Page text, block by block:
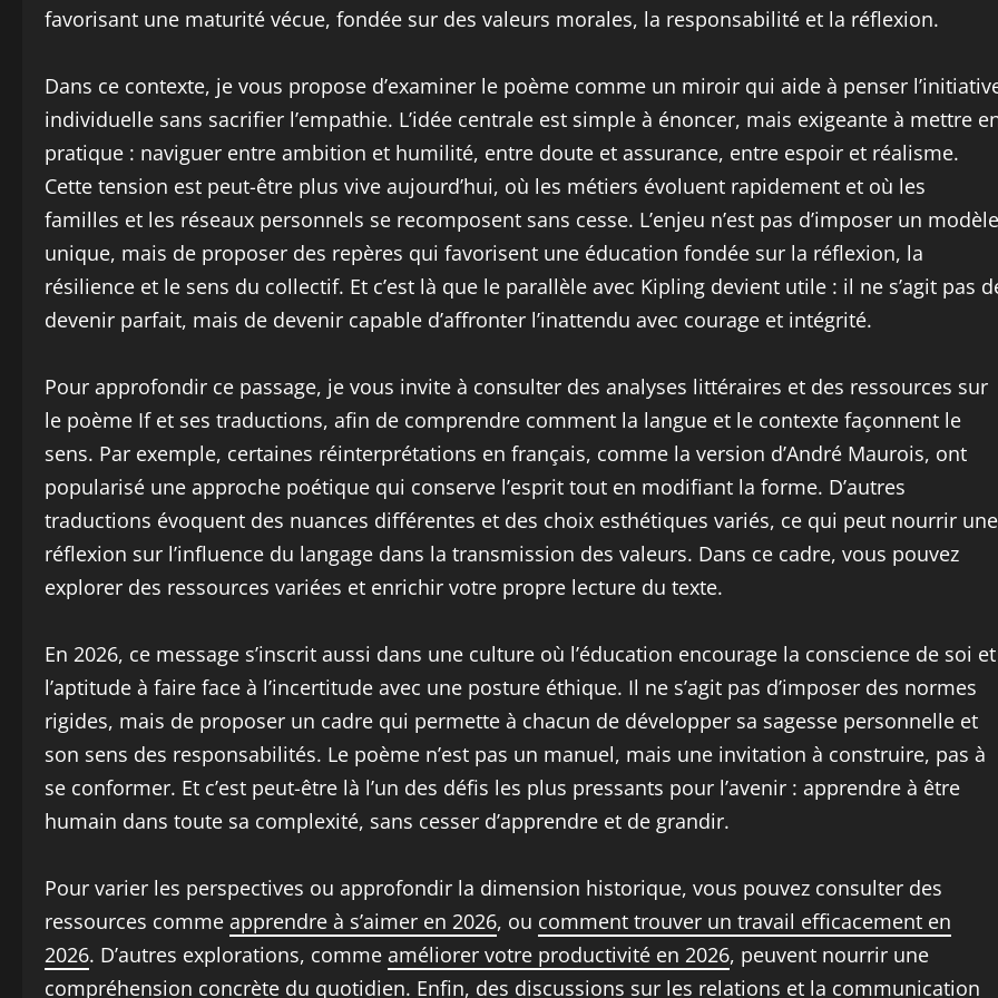
favorisant une maturité vécue, fondée sur des valeurs morales, la responsabilité et la réflexion.
Dans ce contexte, je vous propose d’examiner le poème comme un miroir qui aide à penser
individuelle sans sacrifier l’empathie. L’idée centrale est simple à énoncer, mais exigeante à mettre
pratique : naviguer entre ambition et humilité, entre doute et assurance, entre espoir et réalisme.
Cette tension est peut-être plus vive aujourd’hui, où les métiers évoluent rapidement et où les
familles et les réseaux personnels se recomposent sans cesse. L’enjeu n’est pas d’imposer un modèle
unique, mais de proposer des repères qui favorisent une éducation fondée sur la réflexion, la
résilience et le sens du collectif. Et c’est là que le parallèle avec Kipling devient utile : il ne s’agit pas
devenir parfait, mais de devenir capable d’affronter l’inattendu avec courage et intégrité.
Pour approfondir ce passage, je vous invite à consulter des analyses littéraires et des ressources sur
le poème If et ses traductions, afin de comprendre comment la langue et le contexte façonnent le
sens. Par exemple, certaines réinterprétations en français, comme la version d’André Maurois, ont
popularisé une approche poétique qui conserve l’esprit tout en modifiant la forme. D’autres
traductions évoquent des nuances différentes et des choix esthétiques variés, ce qui peut nourrir une
réflexion sur l’influence du langage dans la transmission des valeurs. Dans ce cadre, vous pouvez
explorer des ressources variées et enrichir votre propre lecture du texte.
En 2026, ce message s’inscrit aussi dans une culture où l’éducation encourage la conscience de soi et
l’aptitude à faire face à l’incertitude avec une posture éthique. Il ne s’agit pas d’imposer des normes
rigides, mais de proposer un cadre qui permette à chacun de développer sa sagesse personnelle et
son sens des responsabilités. Le poème n’est pas un manuel, mais une invitation à construire, pas à
se conformer. Et c’est peut-être là l’un des défis les plus pressants pour l’avenir : apprendre à être
humain dans toute sa complexité, sans cesser d’apprendre et de grandir.
Pour varier les perspectives ou approfondir la dimension historique, vous pouvez consulter des
ressources comme apprendre à s’aimer en 2026, ou comment trouver un travail efficacement en
2026. D’autres explorations, comme améliorer votre productivité en 2026, peuvent nourrir une
compréhension concrète du quotidien. Enfin, des discussions sur les relations et la communication